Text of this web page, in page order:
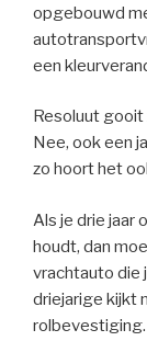
opgebouwd
een
Resoluut gooit
Nee, ook een
zo hoort het
Als je drie jaar
houdt, dan
vrachtauto die
driejarige kijkt